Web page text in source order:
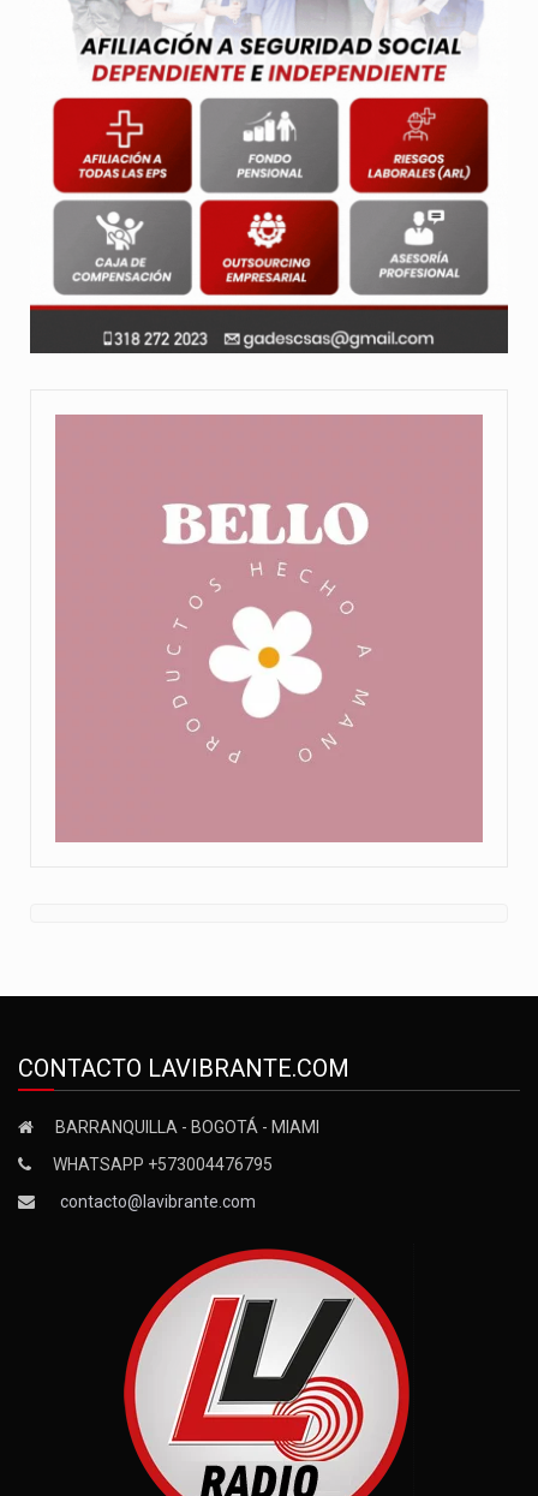
CONTACTO LAVIBRANTE.COM
BARRANQUILLA - BOGOTÁ - MIAMI
WHATSAPP +573004476795
contacto@lavibrante.com